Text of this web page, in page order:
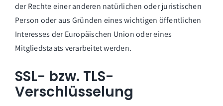
der Rechte einer anderen natürlichen oder juristischen
Person oder aus Gründen eines wichtigen öffentlichen
Interesses der Europäischen Union oder eines
Mitgliedstaats verarbeitet werden.
SSL- bzw. TLS-
Verschlüsselung